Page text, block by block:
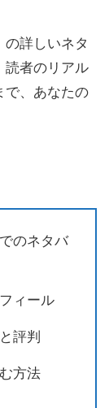
詳しいネタ
読者のリアル
で、あなたの
のネタバ
ィール
評判
方法